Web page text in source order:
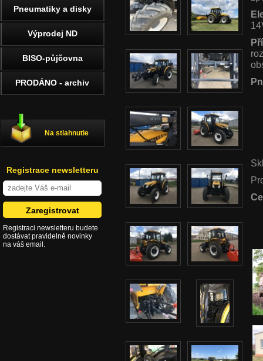
Pneumatiky a disky
Výprodej ND
BISO-půjčovna
PRODÁNO - archiv
Na stiahnutie
Registrace newsletteru
Registraci newsletteru budete
dostávat pravidelně novinky
na váš email.